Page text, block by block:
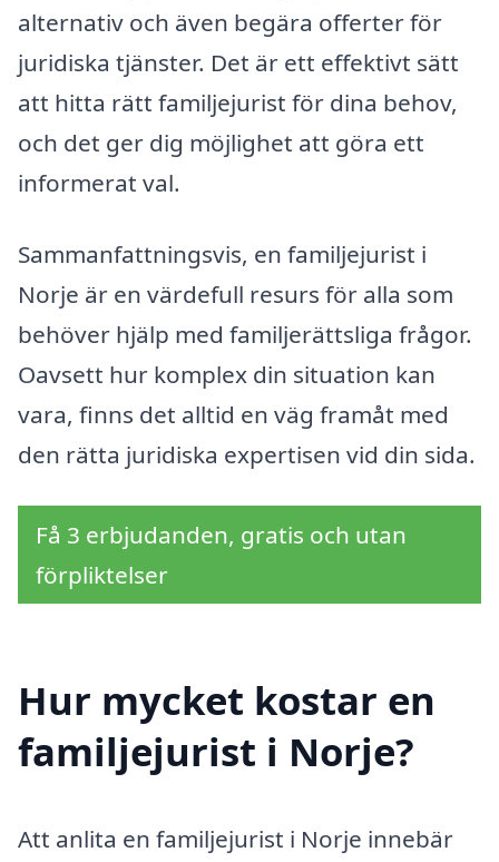
alternativ och även begära offerter för
juridiska tjänster. Det är ett effektivt sätt
att hitta rätt familjejurist för dina behov,
och det ger dig möjlighet att göra ett
informerat val.
Sammanfattningsvis, en familjejurist i
Norje är en värdefull resurs för alla som
behöver hjälp med familjerättsliga frågor.
Oavsett hur komplex din situation kan
vara, finns det alltid en väg framåt med
den rätta juridiska expertisen vid din sida.
Få 3 erbjudanden, gratis och utan
förpliktelser
Hur mycket kostar en
familjejurist i Norje?
Att anlita en familjejurist i Norje innebär